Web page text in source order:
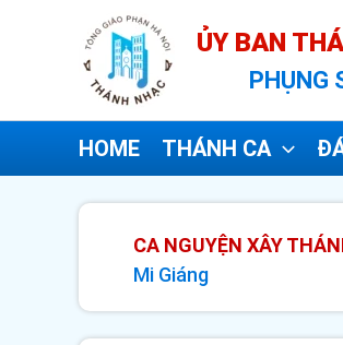
dung
ỦY BAN
PHỤNG
HOME THÁNH CA
CA NGUYỆN XÂY
Mi Giáng